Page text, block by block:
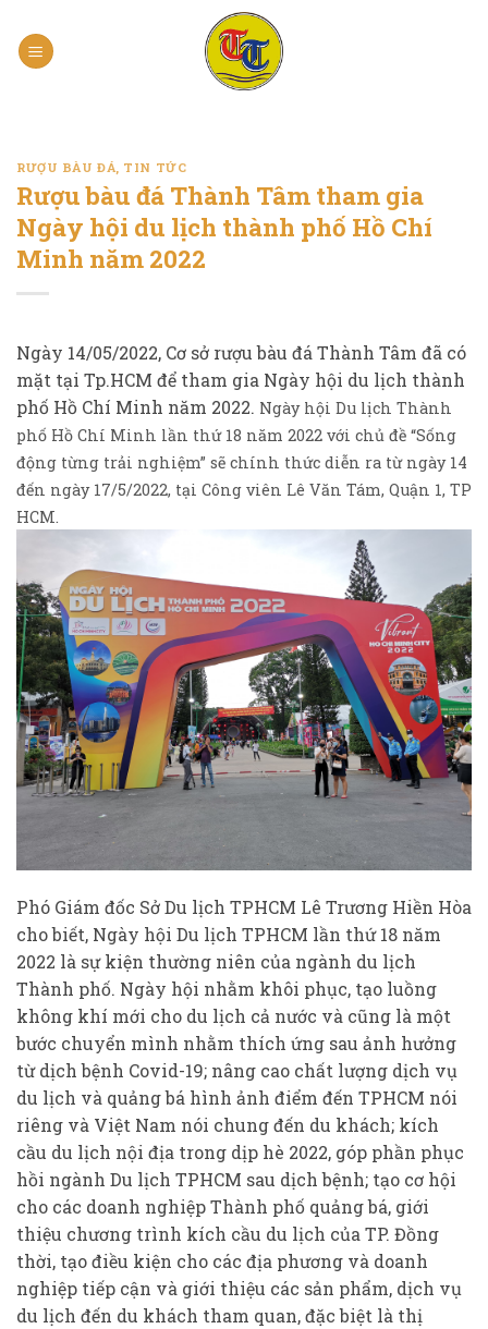
content
RƯỢU BÀU ĐÁ, TIN TỨC
Rượu bàu đá Thành Tâm tham gia
Ngày hội du lịch thành phố Hồ Chí
Minh năm 2022
Ngày 14/05/2022, Cơ sở rượu bàu đá Thành Tâm đã có
mặt tại Tp.HCM để tham gia Ngày hội du lịch thành
phố Hồ Chí Minh năm 2022. Ngày hội Du lịch Thành
phố Hồ Chí Minh lần thứ 18 năm 2022 với chủ đề “Sống
động từng trải nghiệm” sẽ chính thức diễn ra từ ngày 14
đến ngày 17/5/2022, tại Công viên Lê Văn Tám, Quận 1, TP
HCM.
Phó Giám đốc Sở Du lịch TPHCM Lê Trương Hiền Hòa
cho biết, Ngày hội Du lịch TPHCM lần thứ 18 năm
2022 là sự kiện thường niên của ngành du lịch
Thành phố. Ngày hội nhằm khôi phục, tạo luồng
không khí mới cho du lịch cả nước và cũng là một
bước chuyển mình nhằm thích ứng sau ảnh hưởng
từ dịch bệnh Covid-19; nâng cao chất lượng dịch vụ
du lịch và quảng bá hình ảnh điểm đến TPHCM nói
riêng và Việt Nam nói chung đến du khách; kích
cầu du lịch nội địa trong dịp hè 2022, góp phần phục
hồi ngành Du lịch TPHCM sau dịch bệnh; tạo cơ hội
cho các doanh nghiệp Thành phố quảng bá, giới
thiệu chương trình kích cầu du lịch của TP. Đồng
thời, tạo điều kiện cho các địa phương và doanh
nghiệp tiếp cận và giới thiệu các sản phẩm, dịch vụ
du lịch đến du khách tham quan, đặc biệt là thị